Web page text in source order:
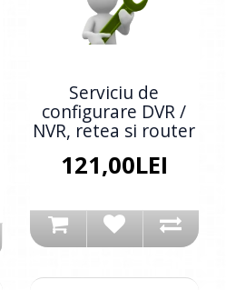
Serviciu de
configurare DVR /
NVR, retea si router
121,00LEI